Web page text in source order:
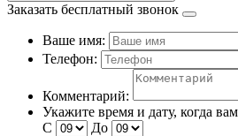
Заказать бесплатный звонок
Ваше имя:
Телефон:
Комментарий:
Укажите время и дату, когда
С
До